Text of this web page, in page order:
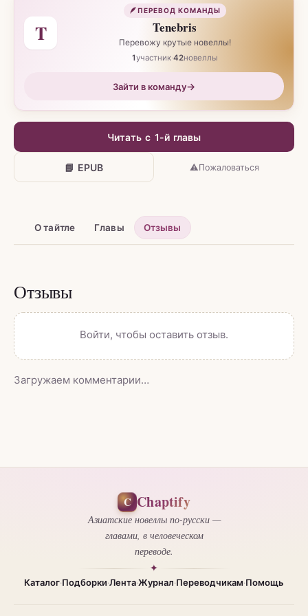
T
🪶ПЕРЕВОД КОМАНДЫ
Tenebris
Перевожу крутые новеллы!
1участник·42новеллы
Зайти в команду→
Читать с 1-й главы
📘 EPUB ⚠Пожаловаться
О тайтле Главы Отзывы
Отзывы
Войти, чтобы оставить отзыв.
Загружаем комментарии…
C Chaptify
Азиатские новеллы по-русски —
главами, в человеческом
переводе.
✦
Каталог·Подборки·Лента·Журнал·Переводчикам·Помощь